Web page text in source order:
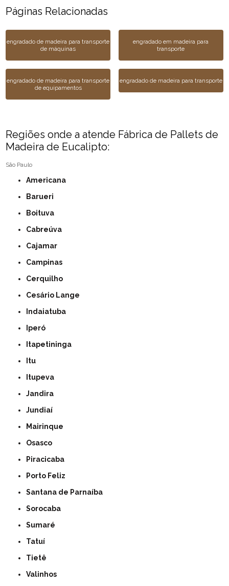
Páginas Relacionadas
engradado de madeira para transporte
de máquinas
engradado em madeira para
transporte
engradado de madeira para transporte
de equipamentos
engradado de madeira para transporte
Regiões onde a atende Fábrica de Pallets de
Madeira de Eucalipto:
São Paulo
Americana
Barueri
Boituva
Cabreúva
Cajamar
Campinas
Cerquilho
Cesário Lange
Indaiatuba
Iperó
Itapetininga
Itu
Itupeva
Jandira
Jundiaí
Mairinque
Osasco
Piracicaba
Porto Feliz
Santana de Parnaíba
Sorocaba
Sumaré
Tatuí
Tietê
Valinhos